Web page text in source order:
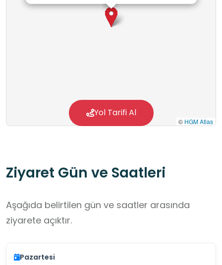
© HGM Atlas
Yol Tarifi Al
Ziyaret Gün ve Saatleri
Aşağıda belirtilen gün ve saatler arasında
ziyarete açıktır.
Pazartesi